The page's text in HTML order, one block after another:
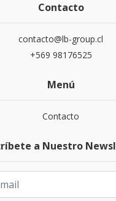
Contacto
contacto@lb-group.cl
+569 98176525
Menú
Contacto
a Nuestro